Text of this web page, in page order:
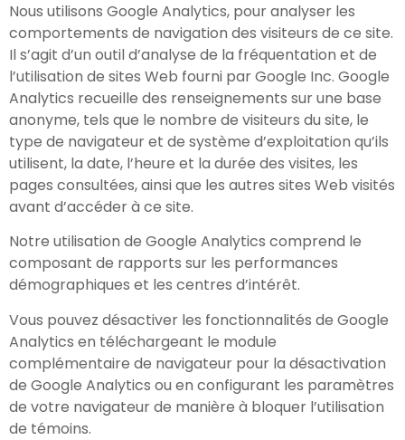
Nous utilisons Google Analytics, pour analyser les
comportements de navigation des visiteurs de ce site.
Il s’agit d’un outil d’analyse de la fréquentation et de
l’utilisation de sites Web fourni par Google Inc. Google
Analytics recueille des renseignements sur une base
anonyme, tels que le nombre de visiteurs du site, le
type de navigateur et de système d’exploitation qu’ils
utilisent, la date, l’heure et la durée des visites, les
pages consultées, ainsi que les autres sites Web visités
avant d’accéder à ce site.
Notre utilisation de Google Analytics comprend le
composant de rapports sur les performances
démographiques et les centres d’intérêt.
Vous pouvez désactiver les fonctionnalités de Google
Analytics en téléchargeant le module
complémentaire de navigateur pour la désactivation
de Google Analytics ou en configurant les paramètres
de votre navigateur de manière à bloquer l’utilisation
de témoins.